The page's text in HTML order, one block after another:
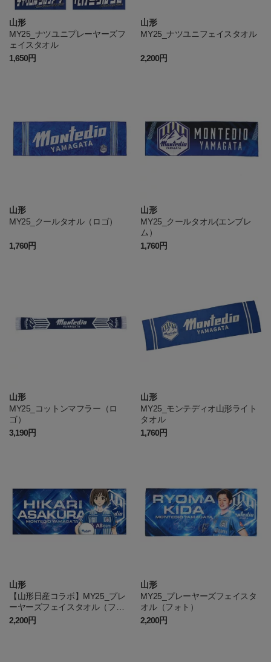
山形
MY25_ナツユニプレーヤーズフ
ェイスタオル
1,650円
山形
MY25_ナツユニフェイスタオル
2,200円
山形
MY25_クールタオル（ロゴ）
1,760円
山形
MY25_クールタオル(エンブレ
ム）
1,760円
山形
MY25_コットンマフラー（ロ
ゴ）
3,190円
山形
MY25_モンテディオ山形ライト
タオル
1,760円
山形
【山形日産コラボ】MY25_プレ
ーヤーズフェイスタオル（フォ
ト）_朝倉ヒカリ
2,200円
山形
MY25_プレーヤーズフェイスタ
オル（フォト）
2,200円